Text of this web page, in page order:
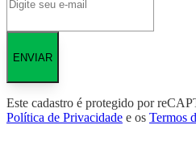
ENVIAR
Este cadastro é protegido por
Política de Privacidade e os Termos